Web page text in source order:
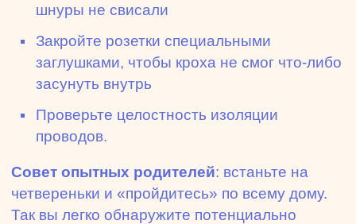
шнуры не свисали
Закройте розетки специальными
заглушками, чтобы кроха не смог что-либо
засунуть внутрь
Проверьте целостность изоляции
проводов.
Совет опытных родителей: встаньте на
четвереньки и «пройдитесь» по всему дому.
Так вы легко обнаружите потенциально